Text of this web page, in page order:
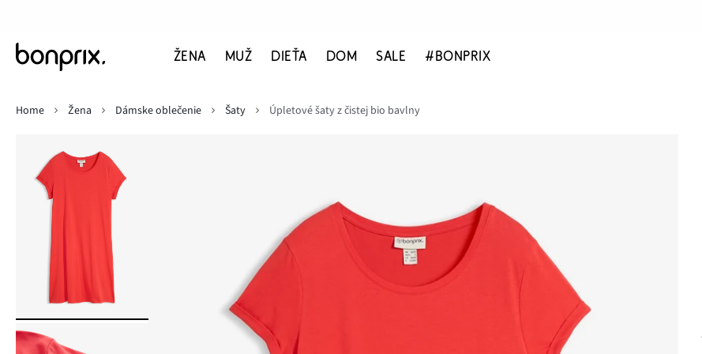
ŽENA MUŽ DIEŤA DOM SALE #BONPRIX
Home
Žena Dámske oblečenie Šaty Úpletové šaty z čistej bio bavlny